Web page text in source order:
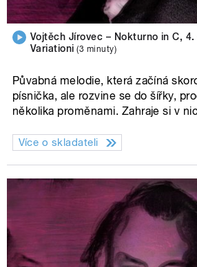
Vojtěch Jírovec – Nokturno in C,
Variationi (3 minuty)
Půvabná melodie, která začíná
písnička, ale rozvine se do šířky,
několika proměnami. Zahraje si v
Více o skladateli